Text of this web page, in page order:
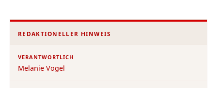
REDAKTIONELLER HINWEIS
VERANTWORTLICH
Melanie Vogel